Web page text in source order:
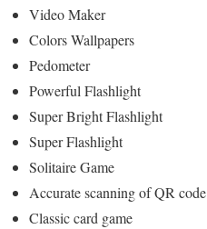
Video Maker
Colors Wallpapers
Pedometer
Powerful Flashlight
Super Bright Flashlight
Super Flashlight
Solitaire Game
Accurate scanning of QR code
Classic card game